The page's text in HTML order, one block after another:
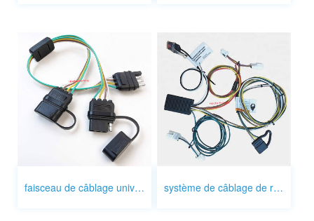
faisceau de câblage universel pour remorque système de câblage de remorque